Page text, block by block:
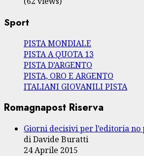
Sport
PISTA MONDIALE
PISTA A QUOTA 13
PISTA D’ARGENTO
PISTA, ORO E ARGENTO
ITALIANI GIOVANILI PISTA
Romagnapost Riserva
Giorni decisivi per l’editoria
di Davide Buratti
24 Aprile 2015